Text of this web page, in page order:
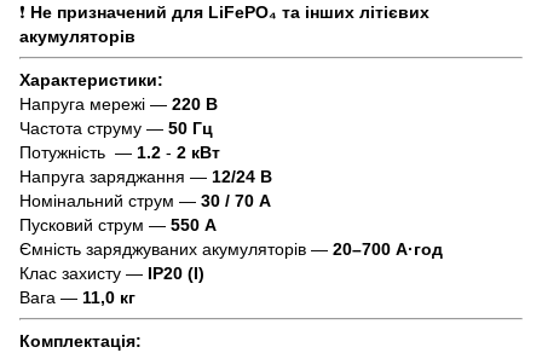
❗ Не призначений для LiFePO₄ та інших літієвих
акумуляторів
Характеристики:
Напруга мережі — 220 В
Частота струму — 50 Гц
Потужність — 1.2 - 2 кВт
Напруга заряджання — 12/24 В
Номінальний струм — 30 / 70 А
Пусковий струм — 550 А
Ємність заряджуваних акумуляторів — 20–700 А·год
Клас захисту — IP20 (I)
Вага — 11,0 кг
Комплектація: